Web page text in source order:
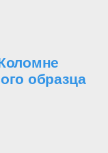
образца